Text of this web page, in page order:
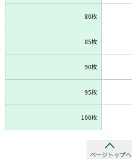
80枚
85枚
90枚
95枚
100枚
ページトップへ